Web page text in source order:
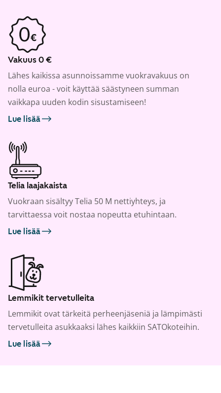
Vakuus 0 €
Lähes kaikissa asunnoissamme vuokravakuus on
nolla euroa - voit käyttää säästyneen summan
vaikkapa uuden kodin sisustamiseen!
Lue lisää
Telia laajakaista
Vuokraan sisältyy Telia 50 M nettiyhteys, ja
tarvittaessa voit nostaa nopeutta etuhintaan.
Lue lisää
Lemmikit tervetulleita
Lemmikit ovat tärkeitä perheenjäseniä ja lämpimästi
tervetulleita asukkaaksi lähes kaikkiin SATOkoteihin.
Lue lisää